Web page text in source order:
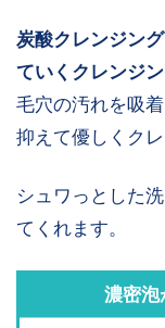
炭酸クレンジン
ていくクレンジ
毛穴の汚れを吸
抑えて優しくク
シュワっとした
てくれます。
濃密泡